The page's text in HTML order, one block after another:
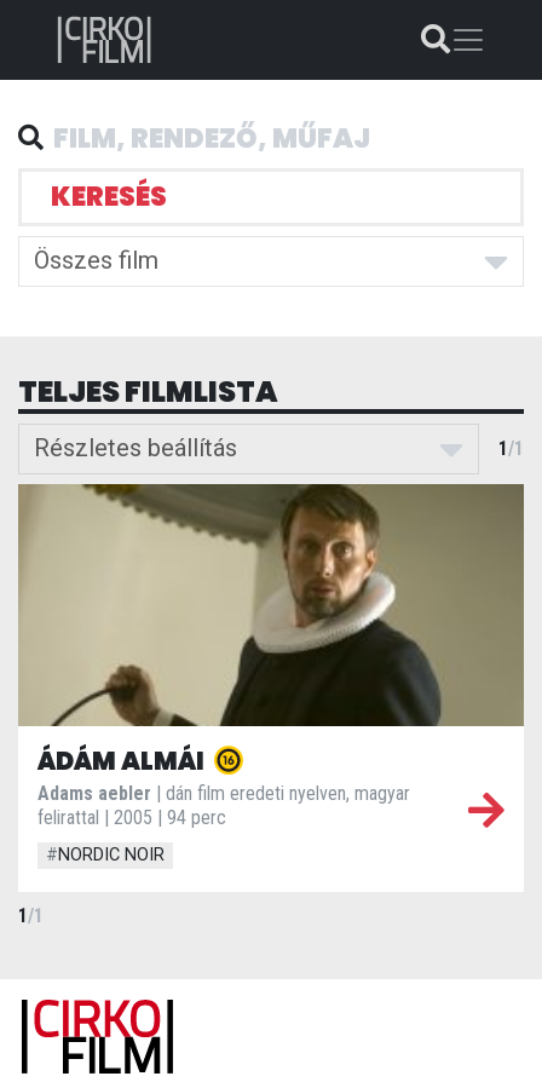
KERESÉS
Összes film
TELJES FILMLISTA
Részletes beállítás 1/1
ÁDÁM ALMÁI
Adams aebler | dán film eredeti nyelven, magyar
felirattal | 2005 | 94 perc
#NORDIC NOIR
1/1